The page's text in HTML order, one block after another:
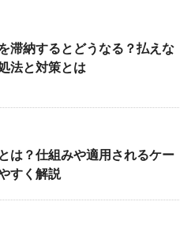
滞納するとどうなる？払えな
法と対策とは
は？仕組みや適用されるケー
すく解説